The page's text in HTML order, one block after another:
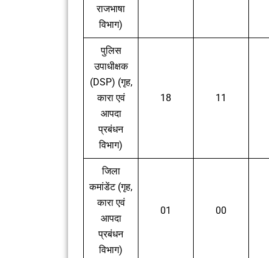
राजभाषा
विभाग)
पुलिस
उपाधीक्षक
(DSP) (गृह,
कारा एवं
आपदा
प्रबंधन
विभाग)
18 11
जिला
कमांडेंट (गृह,
कारा एवं
आपदा
प्रबंधन
विभाग)
01 00